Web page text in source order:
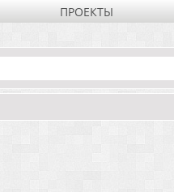
ПРОЕКТЫ